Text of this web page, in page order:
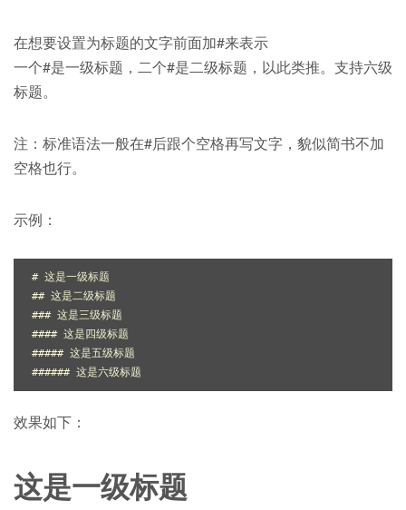
在想要设置为标题的文字前面加#来表示
一个#是一级标题，二个#是二级标题，以此类推。支持六级
标题。
注：标准语法一般在#后跟个空格再写文字，貌似简书不加
空格也行。
示例：
# 这是一级标题
## 这是二级标题
### 这是三级标题
#### 这是四级标题
##### 这是五级标题
###### 这是六级标题
效果如下：
这是一级标题